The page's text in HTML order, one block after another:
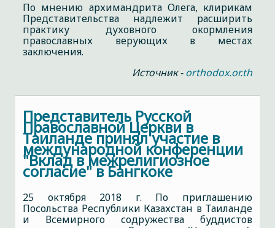
По мнению архимандрита Олега, клирикам
Представительства надлежит расширить
практику духовного окормления
православных верующих в местах
заключения.
Источник -orthodox.or.th
Представитель Русской
Православной Церкви в
Таиланде принял участие в
международной конференции
"Вклад в межрелигиозное
согласие" в Бангкоке
25 октября 2018 г. По приглашению
Посольства Республики Казахстан в Таиланде
и Всемирного содружества буддистов